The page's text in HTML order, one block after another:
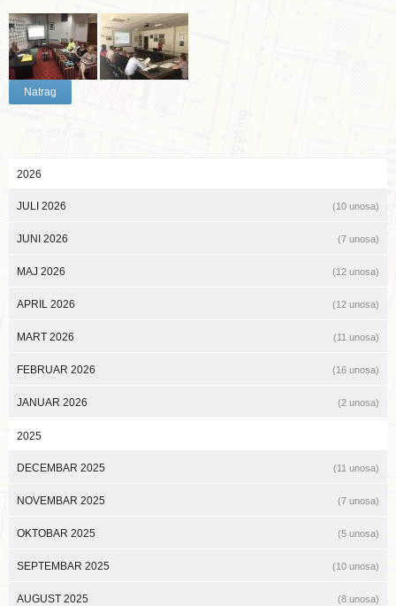
Natrag
2026
JULI 2026 (10 unosa)
JUNI 2026 (7 unosa)
MAJ 2026 (12 unosa)
APRIL 2026 (12 unosa)
MART 2026 (11 unosa)
FEBRUAR 2026 (16 unosa)
JANUAR 2026 (2 unosa)
2025
DECEMBAR 2025 (11 unosa)
NOVEMBAR 2025 (7 unosa)
OKTOBAR 2025 (5 unosa)
SEPTEMBAR 2025 (10 unosa)
AUGUST 2025 (8 unosa)